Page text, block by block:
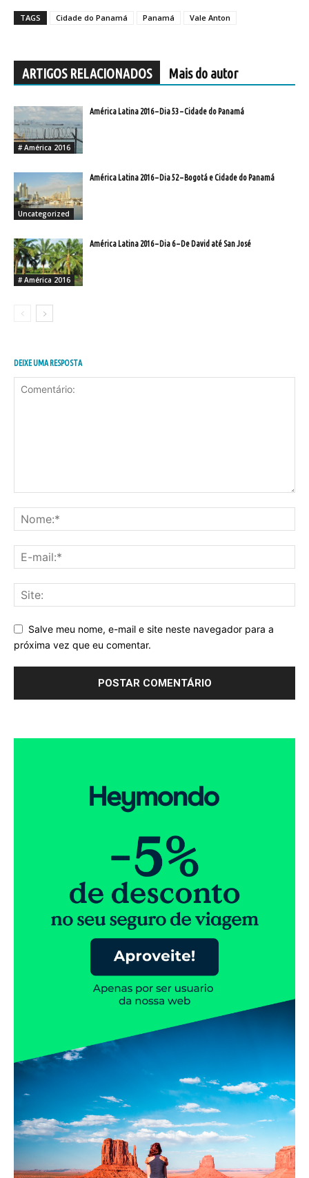
TAGS Cidade do Panamá Panamá Vale Anton
ARTIGOS RELACIONADOS Mais do autor
# América 2016
América Latina 2016 – Dia 53 – Cidade do Panamá
Uncategorized
América Latina 2016 – Dia 52 – Bogotá e Cidade do Panamá
# América 2016
América Latina 2016 – Dia 6 – De David até San José
DEIXE UMA RESPOSTA
Salve meu nome, e-mail e site neste navegador para a
próxima vez que eu comentar.